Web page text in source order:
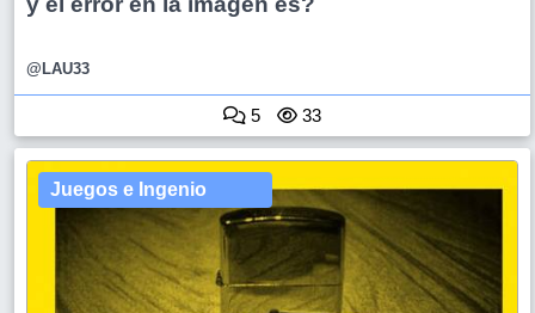
@LAU33
5 33
Juegos e Ingenio